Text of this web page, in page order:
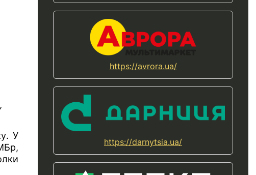
У
https://avrora.ua/
https://darnytsia.ua/